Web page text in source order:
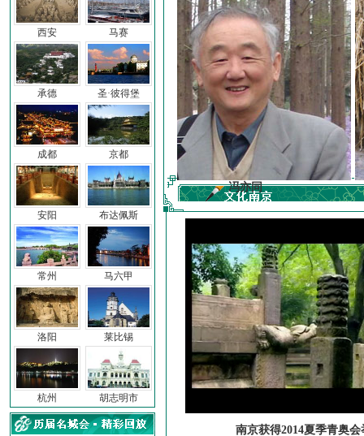
西安
承德
成都
安阳
常州
洛阳
杭州
马赛
圣·彼得堡
京都
布达佩斯
马六甲
莱比锡
胡志明市
冯亦同
南京获得2014夏季青奥会